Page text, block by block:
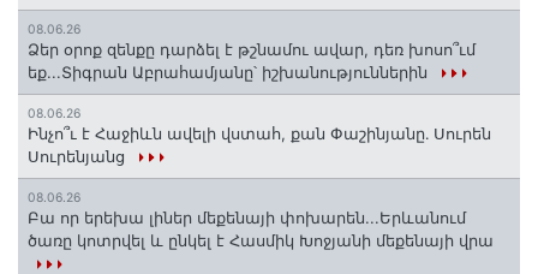
08.06.26
Ձեր օրոք զենքը դարձել է թշնամու ավար, դեռ խոսո՞ւմ
եք...Տիգրան Աբրահամյանը՝ իշխանություններին
08.06.26
Ինչո՞ւ է Հաջիևն ավելի վստահ, քան Փաշինյանը․ Սուրեն
Սուրենյանց
08.06.26
Բա որ երեխա լիներ մեքենայի փոխարեն...Երևանում
ծառը կոտրվել և ընկել է Հասմիկ Խոջյանի մեքենայի վրա